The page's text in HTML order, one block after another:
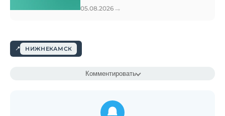
05.08.2026 →
НИЖНЕКАМСК
Комментировать